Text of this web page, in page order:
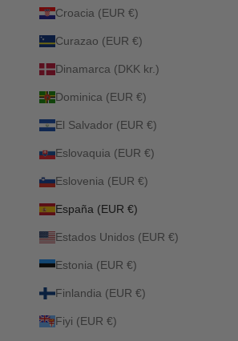
Croacia (EUR €)
Curazao (EUR €)
Dinamarca (DKK kr.)
Dominica (EUR €)
El Salvador (EUR €)
Eslovaquia (EUR €)
Eslovenia (EUR €)
España (EUR €)
Estados Unidos (EUR €)
Estonia (EUR €)
Finlandia (EUR €)
Fiyi (EUR €)